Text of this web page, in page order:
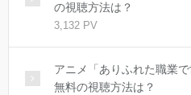
の視聴方法は？
3,132 PV
アニメ「ありふれた職業
無料の視聴方法は？